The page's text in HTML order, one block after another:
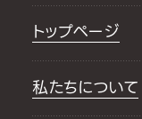
トップページ
私たちについて